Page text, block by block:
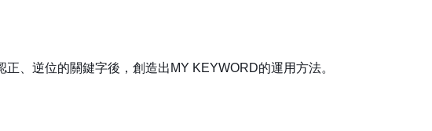
、逆位的關鍵字後，創造出MY KEYWORD的運用方法。